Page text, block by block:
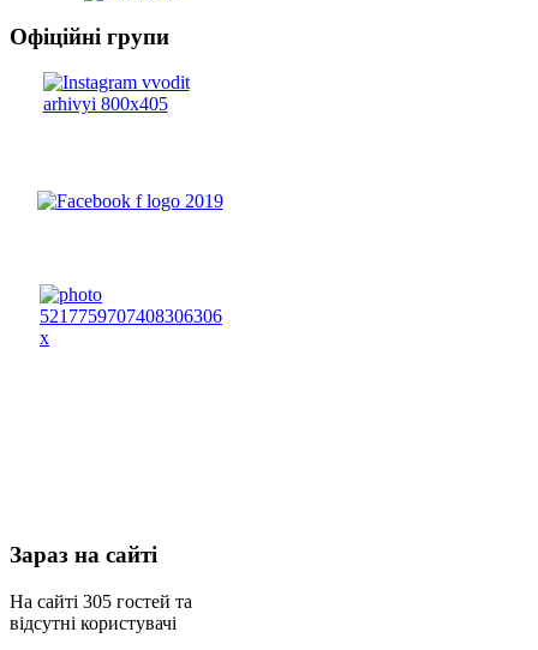
Офіційні групи
Зараз на сайті
На сайті 305 гостей та
відсутні користувачі